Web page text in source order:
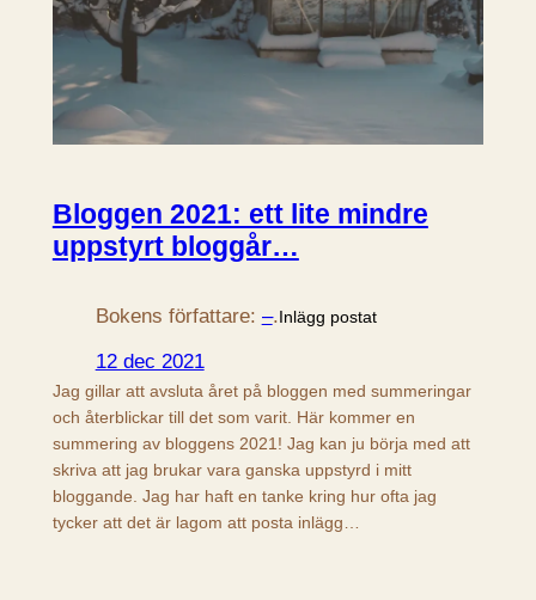
Bloggen 2021: ett lite mindre
uppstyrt bloggår…
Bokens författare: –.Inlägg postat
12 dec 2021
Jag gillar att avsluta året på bloggen med summeringar
och återblickar till det som varit. Här kommer en
summering av bloggens 2021! Jag kan ju börja med att
skriva att jag brukar vara ganska uppstyrd i mitt
bloggande. Jag har haft en tanke kring hur ofta jag
tycker att det är lagom att posta inlägg…